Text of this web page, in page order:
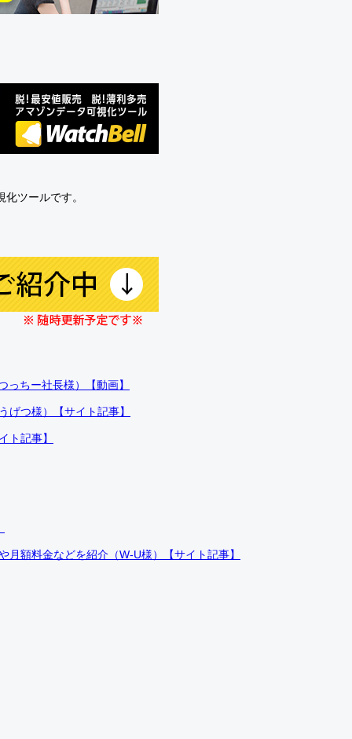
ツールです。
ちー社長様）【動画】
げつ様）【サイト記事】
ト記事】
額料金などを紹介（W-U様）【サイト記事】